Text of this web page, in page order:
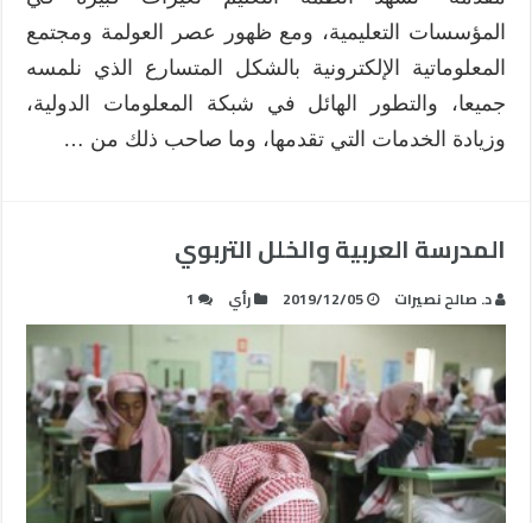
و
زلوتولو
مغلقة
المؤسسات التعليمية، ومع ظهور عصر العولمة ومجتمع
المعلوماتية الإلكترونية بالشكل المتسارع الذي نلمسه
جميعا، والتطور الهائل في شبكة المعلومات الدولية،
وزيادة الخدمات التي تقدمها، وما صاحب ذلك من …
المدرسة العربية والخلل التربوي
د. صالح نصيرات 2019/12/05 رأي 1